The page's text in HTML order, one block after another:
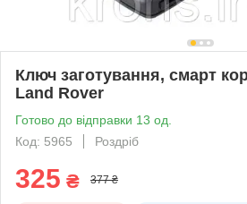
Ключ заготування, смарт
Land Rover
Готово до відправки 13 од.
Код: 5965
Роздріб
325 ₴ 377 ₴